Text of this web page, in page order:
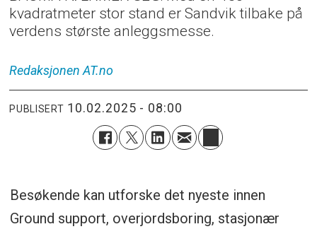
kvadratmeter stor stand er Sandvik tilbake på
verdens største anleggsmesse.
Redaksjonen AT.no
PUBLISERT 10.02.2025 - 08:00
Besøkende kan utforske det nyeste innen
Ground support, overjordsboring, stasjonær